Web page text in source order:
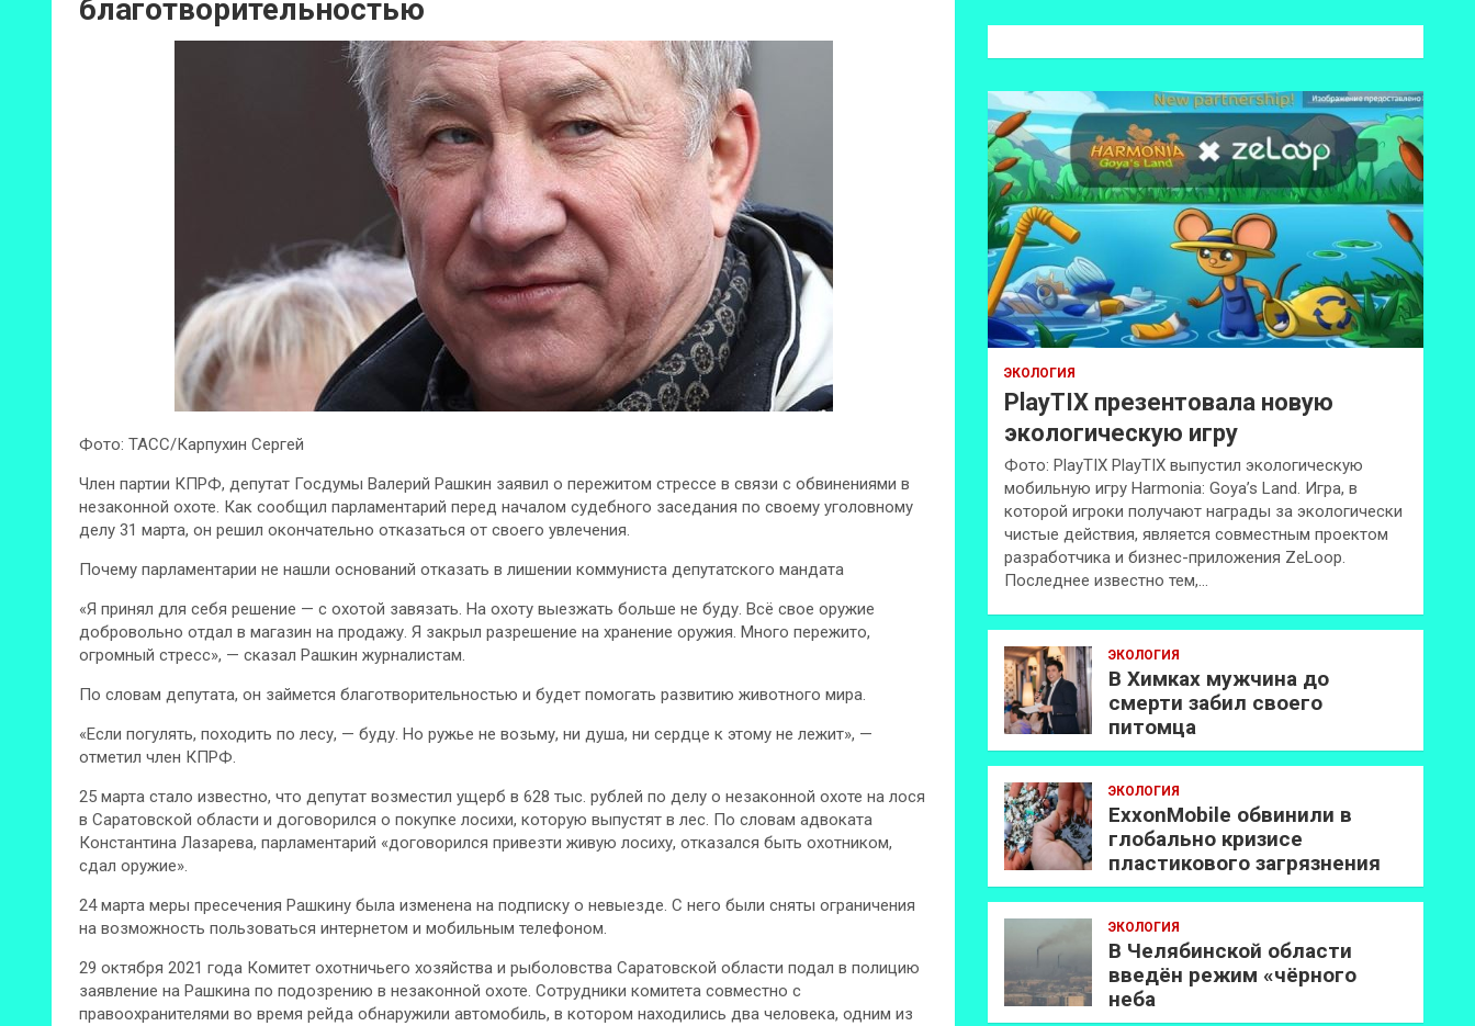
благотворительностью
Фото: ТАСС/Карпухин Сергей
Член партии КПРФ, депутат Госдумы Валерий Рашкин заявил о пережитом стрессе в связи с обвинениями в
незаконной охоте. Как сообщил парламентарий перед началом судебного заседания по своему уголовному
делу 31 марта, он решил окончательно отказаться от своего увлечения.
Почему парламентарии не нашли оснований отказать в лишении коммуниста депутатского мандата
«Я принял для себя решение — с охотой завязать. На охоту выезжать больше не буду. Всё свое оружие
добровольно отдал в магазин на продажу. Я закрыл разрешение на хранение оружия. Много пережито,
огромный стресс», — сказал Рашкин журналистам.
По словам депутата, он займется благотворительностью и будет помогать развитию животного мира.
«Если погулять, походить по лесу, — буду. Но ружье не возьму, ни душа, ни сердце к этому не лежит», —
отметил член КПРФ.
25 марта стало известно, что депутат возместил ущерб в 628 тыс. рублей по делу о незаконной охоте на лося
в Саратовской области и договорился о покупке лосихи, которую выпустят в лес. По словам адвоката
Константина Лазарева, парламентарий «договорился привезти живую лосиху, отказался быть охотником,
сдал оружие».
24 марта меры пресечения Рашкину была изменена на подписку о невыезде. С него были сняты ограничения
на возможность пользоваться интернетом и мобильным телефоном.
29 октября 2021 года Комитет охотничьего хозяйства и рыболовства Саратовской области подал в полицию
заявление на Рашкина по подозрению в незаконной охоте. Сотрудники комитета совместно с
правоохранителями во время рейда обнаружили автомобиль, в котором находились два человека, одним из
к
ЭКОЛОГИЯ
PlayTIX презентовала новую
экологическую игру
Фото: PlayTIX PlayTIX выпустил экологическую
мобильную игру Harmonia: Goya’s Land. Игра, в
которой игроки получают награды за экологически
чистые действия, является совместным проектом
разработчика и бизнес-приложения ZeLoop.
Последнее известно тем,…
ЭКОЛОГИЯ
В Химках мужчина до
смерти забил своего
питомца
ЭКОЛОГИЯ
ExxonMobilе обвинили в
глобально кризисе
пластикового загрязнения
ЭКОЛОГИЯ
В Челябинской области
введён режим «чёрного
неба